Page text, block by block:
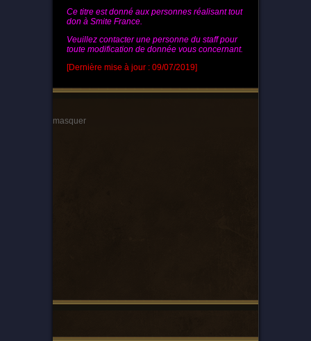
Ce titre est donné aux personnes réalisant tout
don à Smite France.
Veuillez contacter une personne du staff pour
toute modification de donnée vous concernant.
[Dernière mise à jour : 09/07/2019]
masquer